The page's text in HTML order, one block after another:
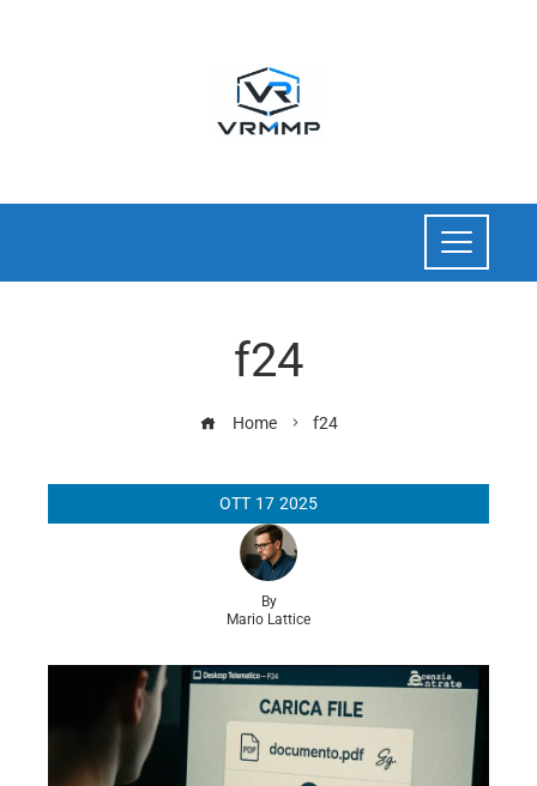
f24
Home f24
OTT 17 2025
By
Mario Lattice